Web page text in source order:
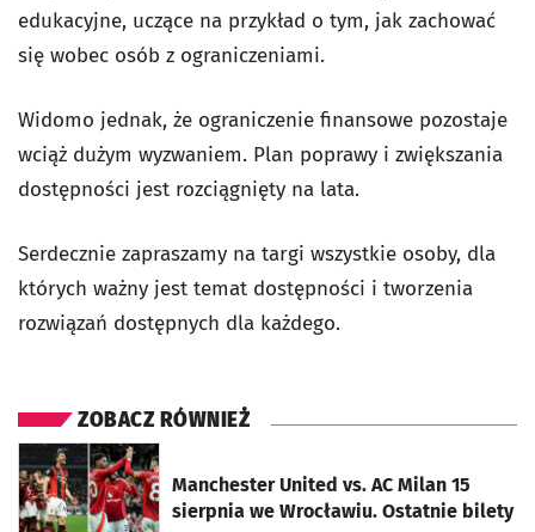
edukacyjne, uczące na przykład o tym, jak zachować
się wobec osób z ograniczeniami.
Widomo jednak, że ograniczenie finansowe pozostaje
wciąż dużym wyzwaniem. Plan poprawy i zwiększania
dostępności jest rozciągnięty na lata.
Serdecznie zapraszamy na targi wszystkie osoby, dla
których ważny jest temat dostępności i tworzenia
rozwiązań dostępnych dla każdego.
ZOBACZ RÓWNIEŻ
Manchester United vs. AC Milan 15
sierpnia we Wrocławiu. Ostatnie bilety
otworzy się w nowej karcie